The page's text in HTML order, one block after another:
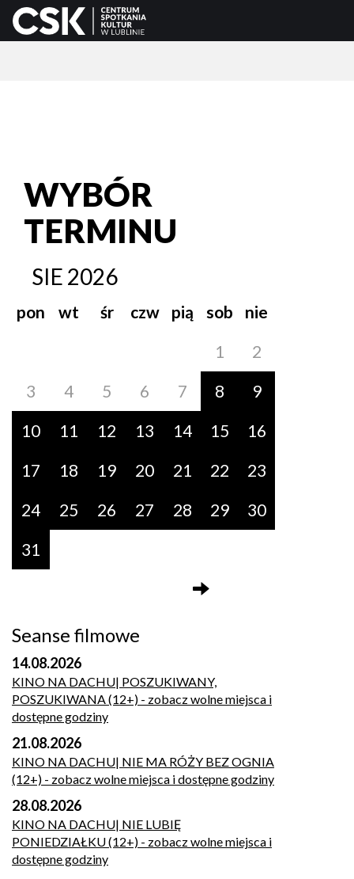
WYBÓR
TERMINU
SIE 2026
pon wt śr czw pią sob
nie
1
2
3
4 5 6 7 8
9
10
11 12 13 14 15
16
17
18 19 20 21 22
23
24
25 26 27 28 29
30
31
Seanse filmowe
14.08.2026
KINO NA DACHU| POSZUKIWANY,
POSZUKIWANA (12+) - zobacz wolne miejsca i
dostępne godziny
21.08.2026
KINO NA DACHU| NIE MA RÓŻY BEZ OGNIA
(12+) - zobacz wolne miejsca i dostępne godziny
28.08.2026
KINO NA DACHU| NIE LUBIĘ
PONIEDZIAŁKU (12+) - zobacz wolne miejsca i
dostępne godziny